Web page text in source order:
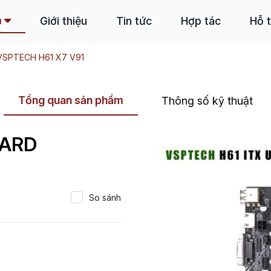
Giới thiệu Tin tức Hợp tác Hỗ
H61 X7 V91
Tổng quan sản phẩm Thông số kỹ thuật
So sánh